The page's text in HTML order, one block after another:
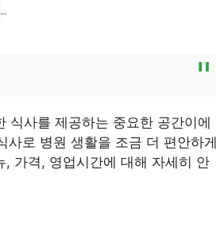
식사를 제공하는 중요한 공간이에
로 병원 생활을 조금 더 편안하게
가격, 영업시간에 대해 자세히 안